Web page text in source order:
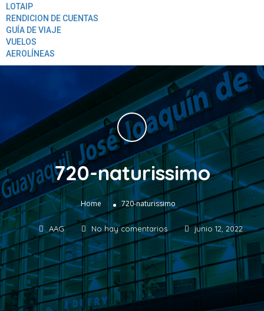
LOTAIP
RENDICION DE CUENTAS
GUÍA DE VIAJE
VUELOS
AEROLÍNEAS
720-naturissimo
Home » 720-naturissimo
AAG No hay comentarios junio 12, 2022